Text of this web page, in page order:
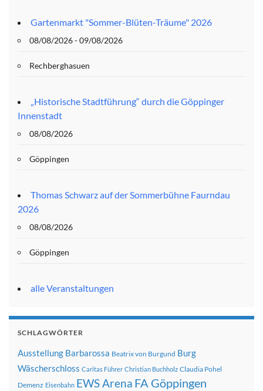
Gartenmarkt "Sommer-Blüten-Träume" 2026
08/08/2026 - 09/08/2026
Rechberghasuen
„Historische Stadtführung“ durch die Göppinger
Innenstadt
08/08/2026
Göppingen
Thomas Schwarz auf der Sommerbühne Faurndau
2026
08/08/2026
Göppingen
alle Veranstaltungen
SCHLAGWÖRTER
Ausstellung Barbarossa Beatrix von Burgund Burg
Wäscherschloss Caritas Führer Christian Buchholz Claudia Pohel
Demenz Eisenbahn EWS Arena FA Göppingen